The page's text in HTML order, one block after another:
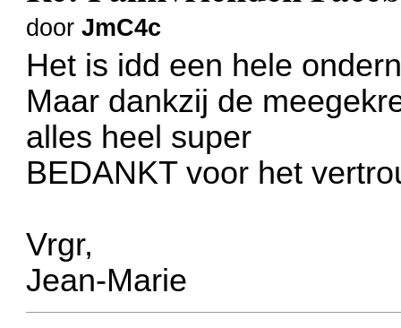
doorJmC4c
Het is idd een hele
Maar dankzij de
alles heel super
BEDANKT voor het
Vrgr,
Jean-Marie